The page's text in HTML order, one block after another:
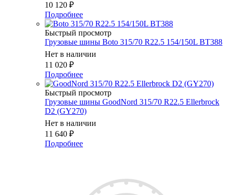
10 120 ₽
Подробнее
Быстрый просмотр
Грузовые шины Boto 315/70 R22.5 154/150L BT388
Нет в наличии
11 020 ₽
Подробнее
Быстрый просмотр
Грузовые шины GoodNord 315/70 R22.5 Ellerbrock
D2 (GY270)
Нет в наличии
11 640 ₽
Подробнее